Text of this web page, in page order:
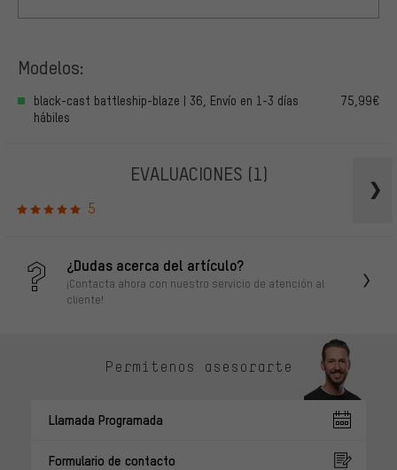
Modelos:
black-cast battleship-blaze | 36, Envío en 1-3 días
hábiles
75,99€
EVALUACIONES (1)
5
¿Dudas acerca del artículo?
¡Contacta ahora con nuestro servicio de atención al
cliente!
Permítenos asesorarte
Llamada Programada
Formulario de contacto